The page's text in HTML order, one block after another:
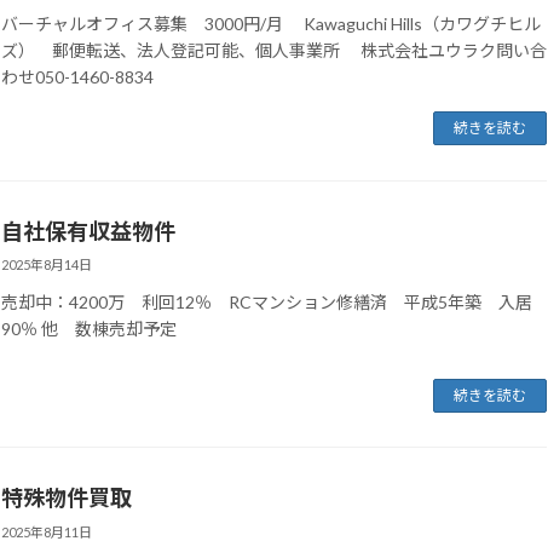
バーチャルオフィス募集 3000円/月 Kawaguchi Hills（カワグチヒル
ズ） 郵便転送、法人登記可能、個人事業所 株式会社ユウラク問い合
わせ050-1460-8834
続きを読む
自社保有収益物件
2025年8月14日
売却中：4200万 利回12％ RCマンション修繕済 平成5年築 入居
90％ 他 数棟売却予定
続きを読む
特殊物件買取
2025年8月11日